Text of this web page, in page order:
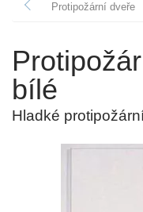
Protipožární dveře
bílé
Hladké